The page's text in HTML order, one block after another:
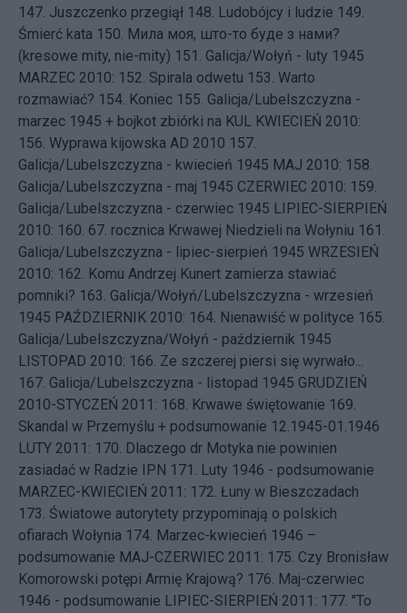
147. Juszczenko przegiął 148. Ludobójcy i ludzie 149.
Śmierć kata 150. Мила моя, што-то буде з нами?
(kresowe mity, nie-mity) 151. Galicja/Wołyń - luty 1945
MARZEC 2010: 152. Spirala odwetu 153. Warto
rozmawiać? 154. Koniec 155. Galicja/Lubelszczyzna -
marzec 1945 + bojkot zbiórki na KUL KWIECIEŃ 2010:
156. Wyprawa kijowska AD 2010 157.
Galicja/Lubelszczyzna - kwiecień 1945 MAJ 2010: 158.
Galicja/Lubelszczyzna - maj 1945 CZERWIEC 2010: 159.
Galicja/Lubelszczyzna - czerwiec 1945 LIPIEC-SIERPIEŃ
2010: 160. 67. rocznica Krwawej Niedzieli na Wołyniu 161.
Galicja/Lubelszczyzna - lipiec-sierpień 1945 WRZESIEŃ
2010: 162. Komu Andrzej Kunert zamierza stawiać
pomniki? 163. Galicja/Wołyń/Lubelszczyzna - wrzesień
1945 PAŹDZIERNIK 2010: 164. Nienawiść w polityce 165.
Galicja/Lubelszczyzna/Wołyń - październik 1945
LISTOPAD 2010: 166. Ze szczerej piersi się wyrwało...
167. Galicja/Lubelszczyzna - listopad 1945 GRUDZIEŃ
2010-STYCZEŃ 2011: 168. Krwawe świętowanie 169.
Skandal w Przemyślu + podsumowanie 12.1945-01.1946
LUTY 2011: 170. Dlaczego dr Motyka nie powinien
zasiadać w Radzie IPN 171. Luty 1946 - podsumowanie
MARZEC-KWIECIEŃ 2011: 172. Łuny w Bieszczadach
173. Światowe autorytety przypominają o polskich
ofiarach Wołynia 174. Marzec-kwiecień 1946 –
podsumowanie MAJ-CZERWIEC 2011: 175. Czy Bronisław
Komorowski potępi Armię Krajową? 176. Maj-czerwiec
1946 - podsumowanie LIPIEC-SIERPIEŃ 2011: 177. "To